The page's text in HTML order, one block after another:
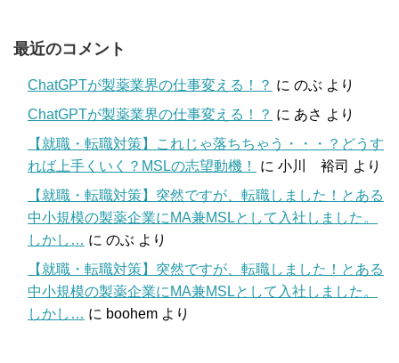
最近のコメント
ChatGPTが製薬業界の仕事変える！？ に のぶ より
ChatGPTが製薬業界の仕事変える！？ に あさ より
【就職・転職対策】これじゃ落ちちゃう・・・？どうす
れば上手くいく？MSLの志望動機！
に 小川 裕司 より
【就職・転職対策】突然ですが、転職しました！とある
中小規模の製薬企業にMA兼MSLとして入社しました。
しかし… に のぶ より
【就職・転職対策】突然ですが、転職しました！とある
中小規模の製薬企業にMA兼MSLとして入社しました。
しかし… に boohem より